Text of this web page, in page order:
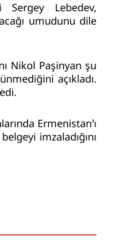
Lebedev,
umudunu dile
Nikol Paşinyan şu
açıkladı.
Ermenistan’ı
imzaladığını